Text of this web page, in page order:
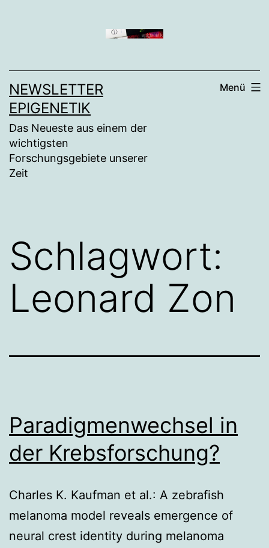
NEWSLETTER
EPIGENETIK
Das Neueste aus einem der
wichtigsten
Forschungsgebiete unserer
Zeit
Menü
Schlagwort:
Leonard Zon
Paradigmenwechsel in
der Krebsforschung?
Charles K. Kaufman et al.: A zebrafish
melanoma model reveals emergence of
neural crest identity during melanoma